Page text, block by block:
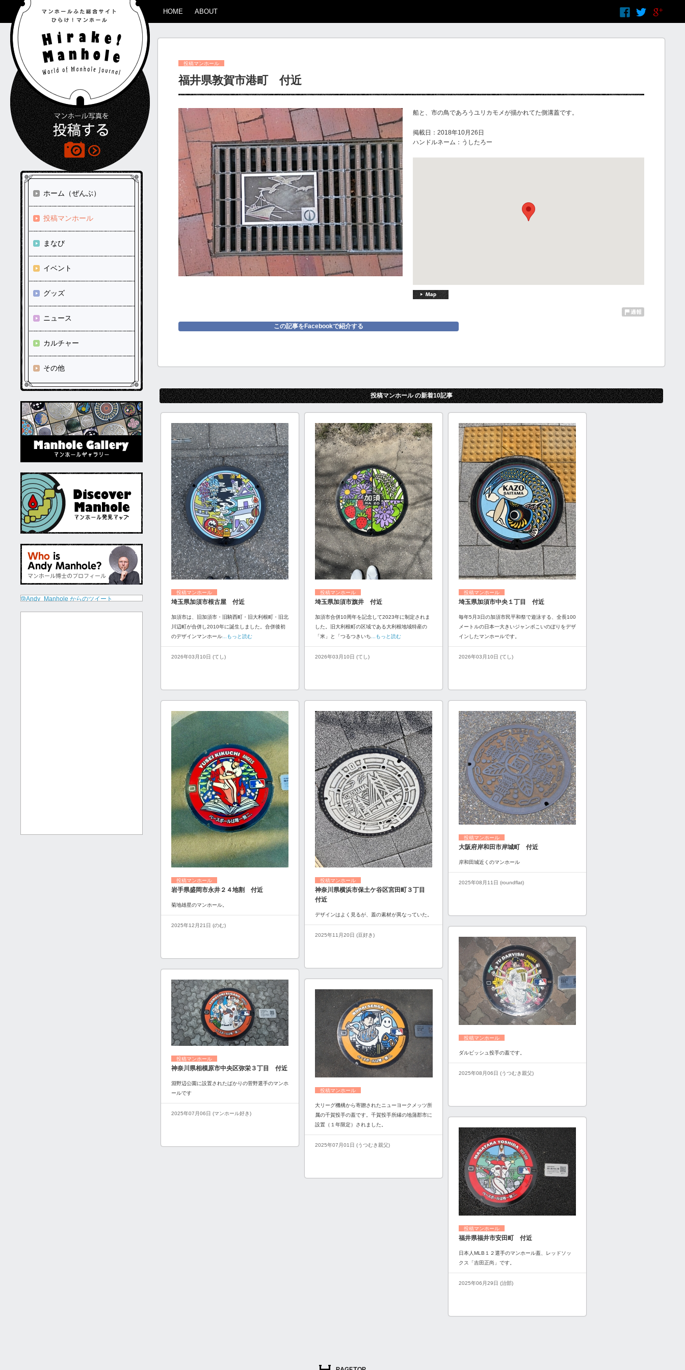
HOME ABOUT
ホーム（ぜんぶ）
投稿マンホール
まなび
イベント
グッズ
ニュース
カルチャー
その他
@Andy_Manhole からのツイート
投稿マンホール
福井県敦賀市港町 付近
船と、市の鳥であろうユリカモメが描かれてた側溝蓋です。
掲載日：2018年10月26日
ハンドルネーム：うしたろー
この記事をFacebookで紹介する
投稿マンホール の新着10記事
投稿マンホール
埼玉県加須市根古屋 付近
加須市は、旧加須市・旧騎西町・旧大利根町・旧北
川辺町が合併し2010年に誕生しました。合併後初
のデザインマンホール ...もっと読む
2026年03月10日 (てし)
投稿マンホール
埼玉県加須市旗井 付近
加須市合併10周年を記念して2023年に制定されま
した。旧大利根町の区域である大利根地域特産の
「米」と「つるつきいち ...もっと読む
2026年03月10日 (てし)
投稿マンホール
埼玉県加須市中央１丁目 付近
毎年5月3日の加須市民平和祭で遊泳する、全長100
メートルの日本一大きいジャンボこいのぼりをデザ
インしたマンホールです。
2026年03月10日 (てし)
投稿マンホール
岩手県盛岡市永井２４地割 付近
菊地雄星のマンホール。
2025年12月21日 (のむ)
投稿マンホール
神奈川県横浜市保土ケ谷区宮田町３丁目
付近
デザインはよく見るが、蓋の素材が異なっていた。
2025年11月20日 (豆好き)
投稿マンホール
大阪府岸和田市岸城町 付近
岸和田城近くのマンホール
2025年08月11日 (roundflat)
投稿マンホール
ダルビッシュ投手の蓋です。
2025年08月06日 (うつむき親父)
投稿マンホール
神奈川県相模原市中央区弥栄３丁目 付近
淵野辺公園に設置されたばかりの菅野選手のマンホ
ールです
2025年07月06日 (マンホール好き)
投稿マンホール
大リーグ機構から寄贈されたニューヨークメッツ所
属の千賀投手の蓋です。千賀投手所縁の地蒲郡市に
設置（１年限定）されました。
2025年07月01日 (うつむき親父)
投稿マンホール
福井県福井市安田町 付近
日本人MLB１２選手のマンホール蓋、レッドソッ
クス「吉田正尚」です。
2025年06月29日 (治部)